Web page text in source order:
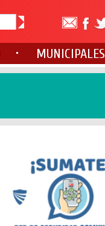
MUNICIPALES